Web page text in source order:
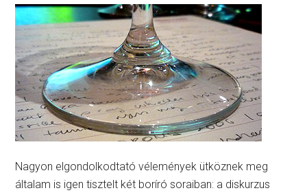
Nagyon elgondolkodtató vélemények ütköznek meg
általam is igen tisztelt két boríró soraiban: a diskurzus